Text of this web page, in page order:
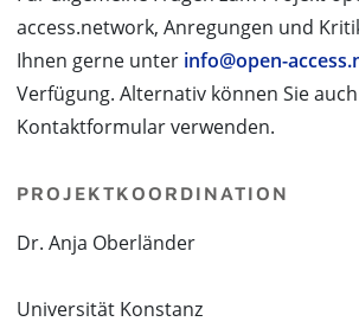
access.network, Anregungen und
Ihnen gerne unter info@open-
Verfügung. Alternativ können Sie
Kontaktformular verwenden.
PROJEKTKOORDINATION
Dr. Anja Oberländer
Universität Konstanz